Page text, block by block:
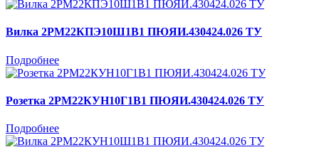
Вилка 2РМ22КПЭ10Ш1В1 ПЮЯИ.430424.026 ТУ
Подробнее
Розетка 2РМ22КУН10Г1В1 ПЮЯИ.430424.026 ТУ
Подробнее